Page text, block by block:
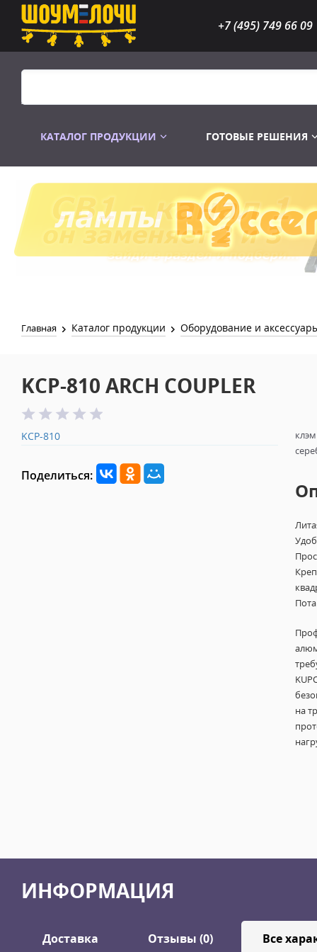
+7 (495) 749 66 09
КАТАЛОГ ПРОДУКЦИИ
Распродажа Лампы
ГОТОВЫЕ РЕШЕНИЯ
Главная Каталог продукции Оборудование и
KCP-810 ARCH COUPLER
KCP-810
Поделиться:
на
ИНФОРМАЦИЯ
Доставка Отзывы (0) Все